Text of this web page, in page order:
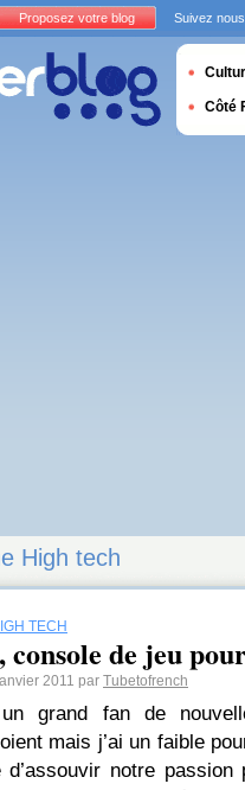
High tech
TECH
de jeu
2011 par Tubetofrench
grand fan de
mais j’ai un faible
d’assouvir notre passion
Proposez votre blog Suivez nous
Côté